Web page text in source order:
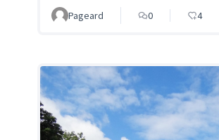
Pageard 0 4